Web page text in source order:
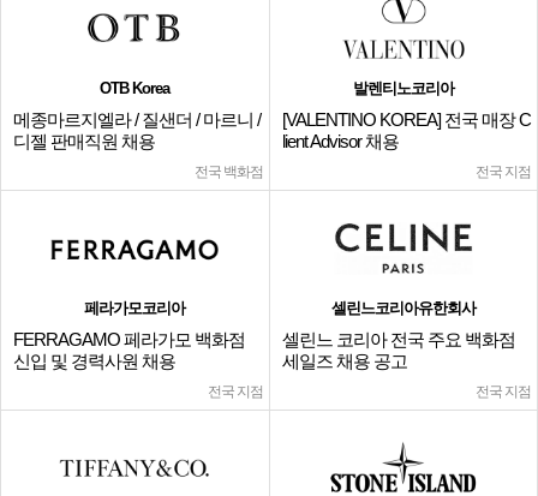
OTB Korea
메종마르지엘라 / 질샌더 / 마르니 /
디젤 판매직원 채용
전국 백화점
발렌티노코리아
[VALENTINO KOREA] 전국 매장 C
lient Advisor 채용
전국 지점
페라가모코리아
FERRAGAMO 페라가모 백화점
신입 및 경력사원 채용
전국 지점
셀린느코리아유한회사
셀린느 코리아 전국 주요 백화점
세일즈 채용 공고
전국 지점